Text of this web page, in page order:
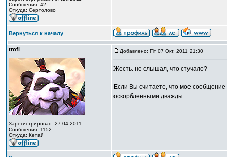
Сообщения: 42
Откуда: Сертолово
Вернуться к началу
trofi
Зарегистрирован: 27.04.2011
Сообщения: 1152
Откуда: Кетай
Добавлено: Пт 07 Окт, 2011 21:30
Жесть. не слышал, что стучало?
Если Вы считаете, что мое сообщение
оскорбленными дважды.